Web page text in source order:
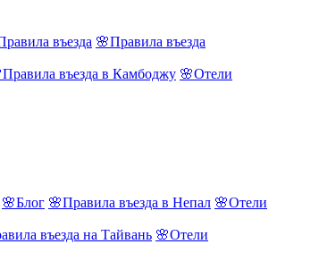
въезда 🌸Правила въезда
въезда в Камбоджу 🌸Отели
🌸Блог 🌸Правила въезда в Непал 🌸Отели
въезда на Тайвань 🌸Отели